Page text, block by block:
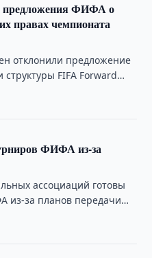
предложения ФИФА о
правах чемпионата
отклонили предложение
FIFA Forward
ФИФА из-за
ассоциаций готовы
из-за планов передачи